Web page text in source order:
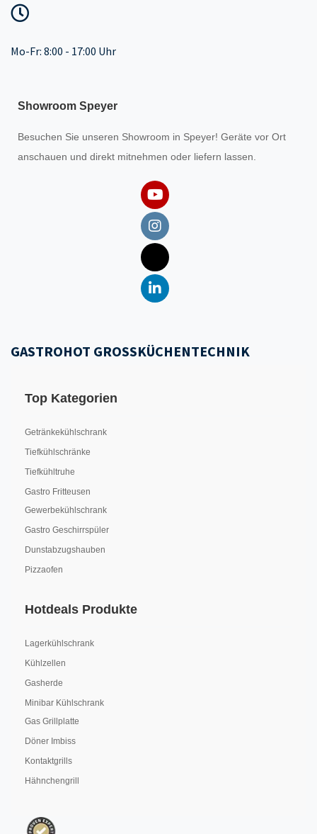
Mo-Fr: 8:00 - 17:00 Uhr
Showroom Speyer
Besuchen Sie unseren Showroom in Speyer! Geräte vor Ort
anschauen und direkt mitnehmen oder liefern lassen.
GASTROHOT GROSSKÜCHENTECHNIK
Top Kategorien
Getränkekühlschrank
Tiefkühlschränke
Tiefkühltruhe
Gastro Fritteusen
Gewerbekühlschrank
Gastro Geschirrspüler
Dunstabzugshauben
Pizzaofen
Hotdeals Produkte
Lagerkühlschrank
Kühlzellen
Gasherde
Minibar Kühlschrank
Gas Grillplatte
Döner Imbiss
Kontaktgrills
Hähnchengrill